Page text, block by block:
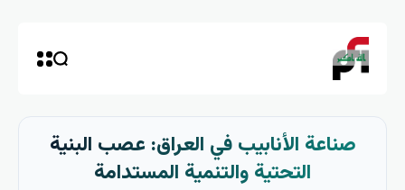
صناعة الأنابيب في العراق: عصب البنية
التحتية والتنمية المستدامة